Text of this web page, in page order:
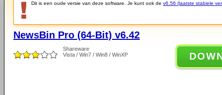
Dit is een oude versie van deze software. Je kunt ook de v6.56 (laatste stabiele
NewsBin Pro (64-Bit) v6.42
Shareware
Vista / Win7 / Win8 / WinXP